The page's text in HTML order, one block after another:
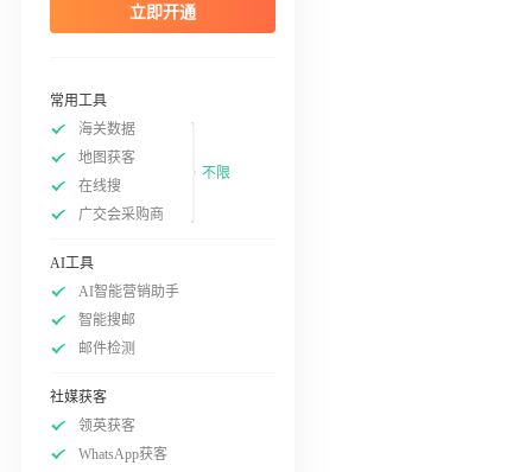
立即开通
常用工具
海关数据
地图获客
在线搜
广交会采购商
不限
AI工具
AI智能营销助手
智能搜邮
邮件检测
社媒获客
领英获客
WhatsApp获客